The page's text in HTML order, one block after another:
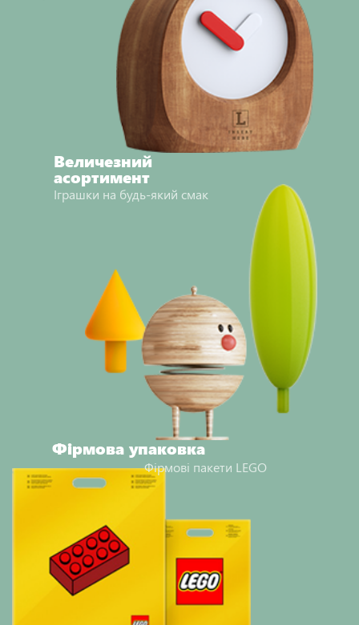
Величезний
асортимент
Іграшки на будь-який смак
Фірмова упаковка
Фірмові пакети LEGO